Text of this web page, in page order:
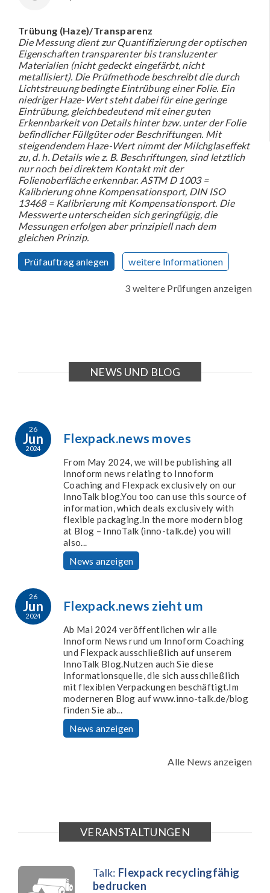
Trübung (Haze)/Transparenz
Die Messung dient zur Quantifizierung der optischen
Eigenschaften transparenter bis transluzenter
Materialien (nicht gedeckt eingefärbt, nicht
metallisiert). Die Prüfmethode beschreibt die durch
Lichtstreuung bedingte Eintrübung einer Folie. Ein
niedriger Haze-Wert steht dabei für eine geringe
Eintrübung, gleichbedeutend mit einer guten
Erkennbarkeit von Details hinter bzw. unter der Folie
befindlicher Füllgüter oder Beschriftungen. Mit
steigendendem Haze-Wert nimmt der Milchglaseffekt
zu, d. h. Details wie z. B. Beschriftungen, sind letztlich
nur noch bei direktem Kontakt mit der
Folienoberfläche erkennbar. ASTM D 1003 =
Kalibrierung ohne Kompensationsport, DIN ISO
13468 = Kalibrierung mit Kompensationsport. Die
Messwerte unterscheiden sich geringfügig, die
Messungen erfolgen aber prinzipiell nach dem
gleichen Prinzip.
Prüfauftrag anlegen weitere Informationen
3 weitere Prüfungen anzeigen
NEWS UND BLOG
26
Jun
2024
Flexpack.news moves
From May 2024, we will be publishing all
Innoform news relating to Innoform
Coaching and Flexpack exclusively on our
InnoTalk blog.You too can use this source of
information, which deals exclusively with
flexible packaging.In the more modern blog
at Blog – InnoTalk (inno-talk.de) you will
also...
News anzeigen
26
Jun
2024
Flexpack.news zieht um
Ab Mai 2024 veröffentlichen wir alle
Innoform News rund um Innoform Coaching
und Flexpack ausschließlich auf unserem
InnoTalk Blog.Nutzen auch Sie diese
Informationsquelle, die sich ausschließlich
mit flexiblen Verpackungen beschäftigt.Im
moderneren Blog auf www.inno-talk.de/blog
finden Sie ab...
News anzeigen
Alle News anzeigen
VERANSTALTUNGEN
Talk: Flexpack recyclingfähig
bedrucken